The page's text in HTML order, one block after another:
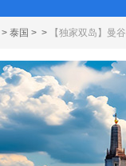
> 泰国 > > 【独家双岛】曼